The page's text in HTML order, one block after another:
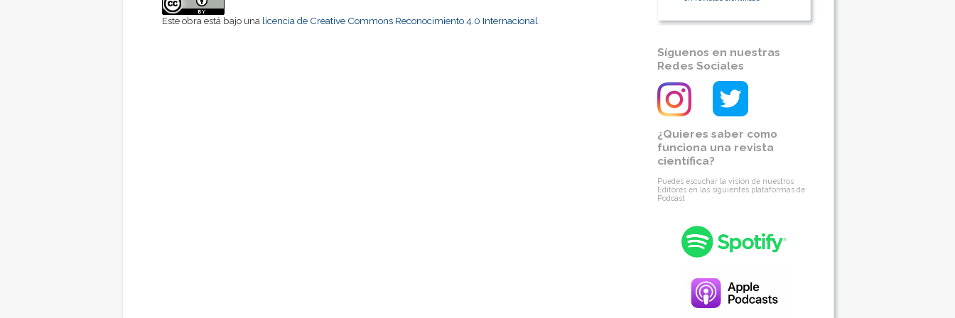
Síguenos en nuestras
Redes Sociales
¿Quieres saber como
funciona una revista
científica?
Puedes escuchar la visión de nuestros
Editores en las siguientes plataformas de
Podcast
Este obra está bajo una licencia de Creative Commons Reconocimiento 4.0 Internacional